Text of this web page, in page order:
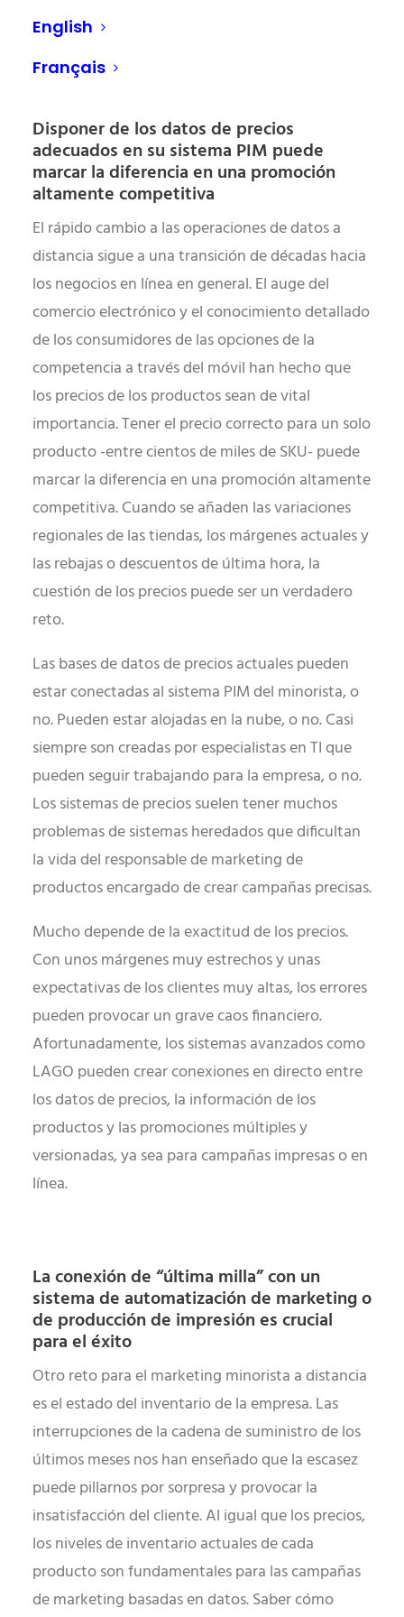
English
Français
en campañas enfocadas.
Disponer de los datos de precios
adecuados en su sistema PIM puede
marcar la diferencia en una promoción
altamente competitiva
El rápido cambio a las operaciones de datos a
distancia sigue a una transición de décadas hacia
los negocios en línea en general. El auge del
comercio electrónico y el conocimiento detallado
de los consumidores de las opciones de la
competencia a través del móvil han hecho que
los precios de los productos sean de vital
importancia. Tener el precio correcto para un solo
producto -entre cientos de miles de SKU- puede
marcar la diferencia en una promoción altamente
competitiva. Cuando se añaden las variaciones
regionales de las tiendas, los márgenes actuales y
las rebajas o descuentos de última hora, la
cuestión de los precios puede ser un verdadero
reto.
Las bases de datos de precios actuales pueden
estar conectadas al sistema PIM del minorista, o
no. Pueden estar alojadas en la nube, o no. Casi
siempre son creadas por especialistas en TI que
pueden seguir trabajando para la empresa, o no.
Los sistemas de precios suelen tener muchos
problemas de sistemas heredados que dificultan
la vida del responsable de marketing de
productos encargado de crear campañas precisas.
Mucho depende de la exactitud de los precios.
Con unos márgenes muy estrechos y unas
expectativas de los clientes muy altas, los errores
pueden provocar un grave caos financiero.
Afortunadamente, los sistemas avanzados como
LAGO pueden crear conexiones en directo entre
los datos de precios, la información de los
productos y las promociones múltiples y
versionadas, ya sea para campañas impresas o en
línea.
La conexión de “última milla” con un
sistema de automatización de marketing o
de producción de impresión es crucial
para el éxito
Otro reto para el marketing minorista a distancia
es el estado del inventario de la empresa. Las
interrupciones de la cadena de suministro de los
últimos meses nos han enseñado que la escasez
puede pillarnos por sorpresa y provocar la
insatisfacción del cliente. Al igual que los precios,
los niveles de inventario actuales de cada
producto son fundamentales para las campañas
de marketing basadas en datos. Saber cómo